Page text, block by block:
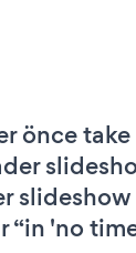
önce
“in 'no